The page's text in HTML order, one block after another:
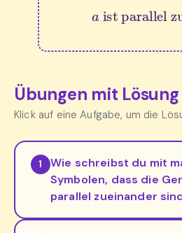
a ist parallel
Übungen mit Lösung
Klick auf eine Aufgabe, um die
1
Wie schreibst du mit
Symbolen, dass die
parallel zueinander